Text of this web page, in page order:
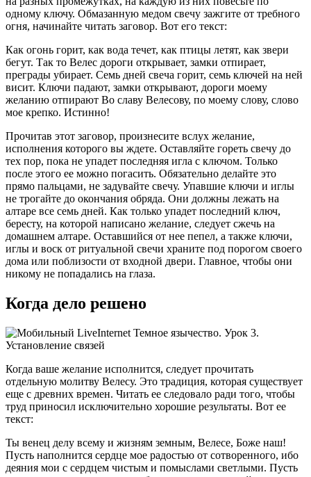
одному ключу. Обмазанную медом свечу зажгите от требного
огня, начинайте читать заговор. Вот его текст:
Как огонь горит, как вода течет, как птицы летят, как звери
бегут. Так то Велес дороги открывает, замки отпирает,
преграды убирает. Семь дней свеча горит, семь ключей на ней
висит. Ключи падают, замки открывают, дороги моему
желанию отпирают Во славу Велесову, по моему слову, слово
мое крепко. Истинно!
Прочитав этот заговор, произнесите вслух желание,
исполнения которого вы ждете. Оставляйте гореть свечу до
тех пор, пока не упадет последняя игла с ключом. Только
после этого ее можно погасить. Обязательно делайте это
прямо пальцами, не задувайте свечу. Упавшие ключи и иглы
не трогайте до окончания обряда. Они должны лежать на
алтаре все семь дней. Как только упадет последний ключ,
бересту, на которой написано желание, следует сжечь на
домашнем алтаре. Оставшийся от нее пепел, а также ключи,
иглы и воск от ритуальной свечи храните под порогом своего
дома или поблизости от входной двери. Главное, чтобы они
никому не попадались на глаза.
Когда дело решено
Когда ваше желание исполнится, следует прочитать
отдельную молитву Велесу. Это традиция, которая существует
еще с древних времен. Читать ее следовало ради того, чтобы
труд приносил исключительно хорошие результаты. Вот ее
текст:
Ты венец делу всему и жизням земным, Велесе, Боже наш!
Пусть наполнится сердце мое радостью от сотворенного, ибо
деяния мои с сердцем чистым и помыслами светлыми. Пусть